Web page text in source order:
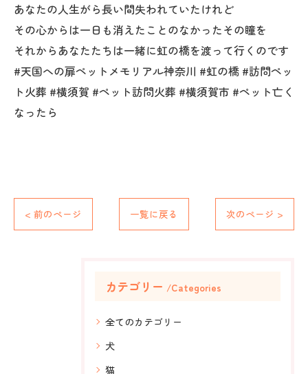
あなたの人生がら長い間失われていたけれど
その心からは一日も消えたことのなかったその瞳を
それからあなたたちは一緒に虹の橋を渡って行くのです
#天国への扉ペットメモリアル神奈川 #虹の橋 #訪問ペッ
ト火葬 #横須賀 #ペット訪問火葬 #横須賀市 #ペット亡く
なったら
< 前のページ 一覧に戻る 次のページ >
カテゴリー Categories
全てのカテゴリー
犬
猫